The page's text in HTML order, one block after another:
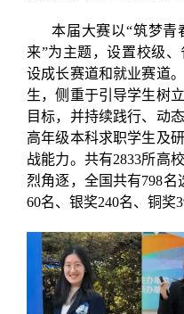
本届大赛以“筑梦青
来”为主题，设置校级
设成长赛道和就业赛道
生，侧重于引导学生树
目标，并持续践行、动
高年级本科求职学生及
战能力。共有2833所高
烈角逐，全国共有798名
60名、银奖240名、铜奖